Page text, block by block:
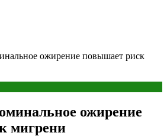
ожирение повышает риск
ожирение
мигрени